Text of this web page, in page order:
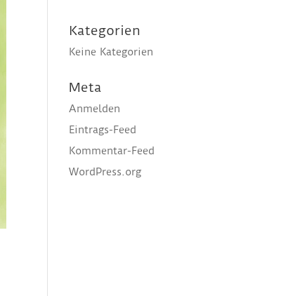
Kategorien
Keine Kategorien
Meta
Anmelden
Eintrags-Feed
Kommentar-Feed
WordPress.org